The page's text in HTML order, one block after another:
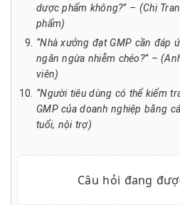
dược phẩm không?” – (Chị
phẩm)
“Nhà xưởng đạt GMP cần đáp
ngăn ngừa nhiễm chéo?” –
viên)
“Người tiêu dùng có thể kiểm
GMP của doanh nghiệp bằng
tuổi, nội trợ)
Câu hỏi đang